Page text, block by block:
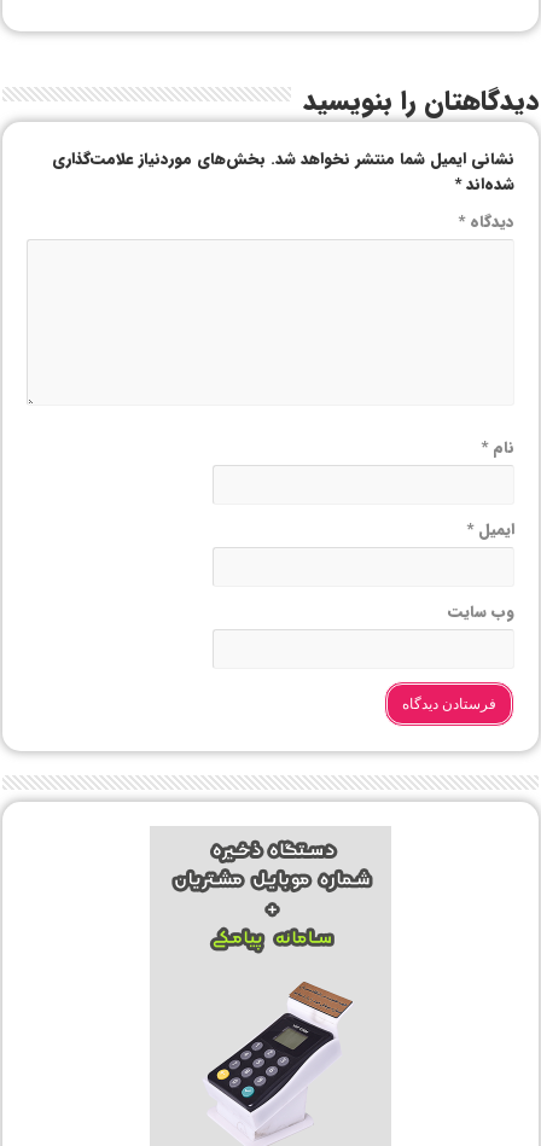
دیدگاهتان را بنویسید
نشانی ایمیل شما منتشر نخواهد شد. بخش‌های موردنیاز علامت‌گذاری
شده‌اند*
دیدگاه*
نام*
ایمیل*
وب‌ سایت